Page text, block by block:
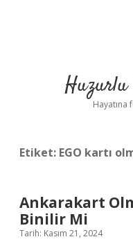
Huzurlu
Hayatına
Etiket: EGO kartı
Ankarakart
Binilir Mi
Tarih: Kasım 21, 2024